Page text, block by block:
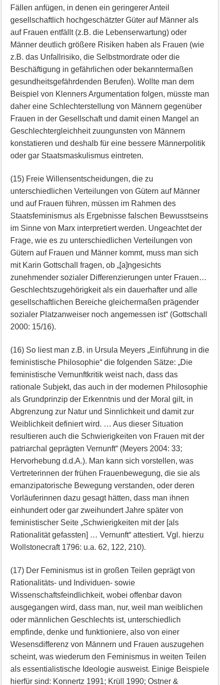
Fällen anfügen, in denen ein geringerer Anteil
gesellschaftlich hochgeschätzter Güter auf Männer als
auf Frauen entfällt (z.B. die Lebenserwartung) oder
Männer deutlich größere Risiken haben als Frauen (wie
z.B. das Unfallrisiko, die Selbstmordrate oder die
Beschäftigung in gefährlichen oder bekanntermaßen
gesundheitsgefährdenden Berufen). Wollte man dem
Beispiel von Klenners Argumentation folgen, müsste man
daher eine Schlechterstellung von Männern gegenüber
Frauen in der Gesellschaft und damit einen Mangel an
Geschlechtergleichheit zuungunsten von Männern
konstatieren und deshalb für eine bessere Männerpolitik
oder gar Staatsmaskulismus eintreten.
(15) Freie Willensentscheidungen, die zu
unterschiedlichen Verteilungen von Gütern auf Männer
und auf Frauen führen, müssen im Rahmen des
Staatsfeminismus als Ergebnisse falschen Bewusstseins
im Sinne von Marx interpretiert werden. Ungeachtet der
Frage, wie es zu unterschiedlichen Verteilungen von
Gütern auf Frauen und Männer kommt, muss man sich
mit Karin Gottschall fragen, ob „[a]ngesichts
zunehmender sozialer Differenzierungen unter Frauen…
Geschlechtszugehörigkeit als ein dauerhafter und alle
gesellschaftlichen Bereiche gleichermaßen prägender
sozialer Platzanweiser noch angemessen ist“ (Gottschall
2000: 15/16).
(16) So liest man z.B. in Ursula Meyers „Einführung in die
feministische Philosophie“ die folgenden Sätze: „Die
feministische Vernunftkritik weist nach, dass das
rationale Subjekt, das auch in der modernen Philosophie
als Grundprinzip der Erkenntnis und der Moral gilt, in
Abgrenzung zur Natur und Sinnlichkeit und damit zur
Weiblichkeit definiert wird. … Aus dieser Situation
resultieren auch die Schwierigkeiten von Frauen mit der
patriarchal geprägten Vernunft“ (Meyers 2004: 33;
Hervorhebung d.d.A.). Man kann sich vorstellen, was
Vertreterinnen der frühen Frauenbewegung, die sie als
emanzipatorische Bewegung verstanden, oder deren
Vorläuferinnen dazu gesagt hätten, dass man ihnen
einhundert oder gar zweihundert Jahre später von
feministischer Seite „Schwierigkeiten mit der [als
Rationalität gefassten] … Vernunft“ attestiert. Vgl. hierzu
Wollstonecraft 1796: u.a. 62, 122, 210).
(17) Der Feminismus ist in großen Teilen geprägt von
Rationalitäts- und Individuen- sowie
Wissenschaftsfeindlichkeit, wobei offenbar davon
ausgegangen wird, dass man, nur, weil man weiblichen
oder männlichen Geschlechts ist, unterschiedlich
empfinde, denke und funktioniere, also von einer
Wesensdifferenz von Männern und Frauen auszugehen
scheint, was wiederum den Feminismus in weiten Teilen
als essentialistische Ideologie ausweist. Einige Beispiele
hierfür sind: Konnertz 1991; Krüll 1990; Ostner &